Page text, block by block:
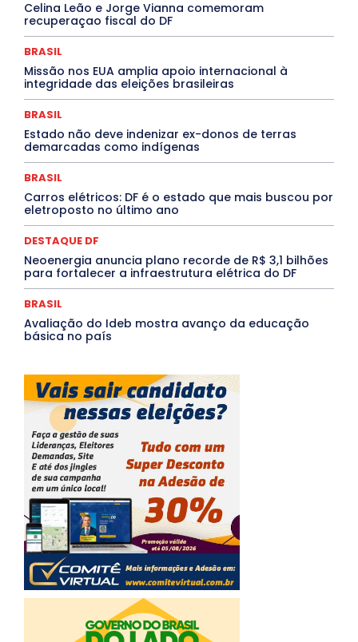
Jogos Online
JUDICIÁRIO
MEIO AMBIENTE
Paraíba
Paraná Pernambuco Piauí
PROCESSO SELETIVO
QUALIFICAÇÃO PROFISSIONAL
RESIDÊNCIA
Santa Catarina
São Paulo SARAMPO
Saúde Agora
SEGURANÇA
TÁ FROID?
TEATRO TECNOLOGIA
TIC TAC
Mais
Celina Leão e Jorge Vianna comemoram
recuperaçao fiscal do DF
BRASIL
Missão nos EUA amplia apoio internacional à
integridade das eleições brasileiras
BRASIL
Estado não deve indenizar ex-donos de terras
demarcadas como indígenas
BRASIL
Carros elétricos: DF é o estado que mais buscou por
eletroposto no último ano
DESTAQUE DF
Neoenergia anuncia plano recorde de R$ 3,1 bilhões
para fortalecer a infraestrutura elétrica do DF
BRASIL
Avaliação do Ideb mostra avanço da educação
básica no país